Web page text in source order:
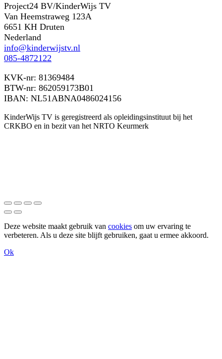
Project24 BV/KinderWijs TV
Van Heemstraweg 123A
6651 KH Druten
Nederland
info@kinderwijstv.nl
085-4872122
KVK-nr: 81369484
BTW-nr: 862059173B01
IBAN: NL51ABNA0486024156
KinderWijs TV is geregistreerd als opleidingsinstituut bij het
CRKBO en in bezit van het NRTO Keurmerk
Deze website maakt gebruik van cookies om uw ervaring te
verbeteren. Als u deze site blijft gebruiken, gaat u ermee akkoord.
Ok